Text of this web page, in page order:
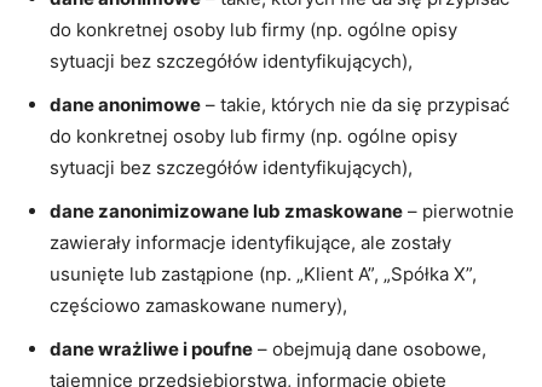
do konkretnej osoby lub firmy (np. ogólne opisy
sytuacji bez szczegółów identyfikujących),
dane anonimowe – takie, których nie da się przypisać
do konkretnej osoby lub firmy (np. ogólne opisy
sytuacji bez szczegółów identyfikujących),
dane zanonimizowane lub zmaskowane – pierwotnie
zawierały informacje identyfikujące, ale zostały
usunięte lub zastąpione (np. „Klient A”, „Spółka X”,
częściowo zamaskowane numery),
dane wrażliwe i poufne – obejmują dane osobowe,
tajemnicę przedsiębiorstwa, informacje objęte